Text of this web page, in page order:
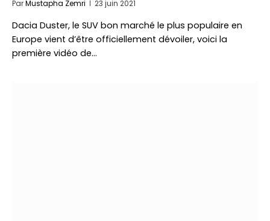
ParMustapha Zemri 23 juin 2021
Dacia Duster, le SUV bon marché le plus populaire en
Europe vient d’être officiellement dévoiler, voici la
première vidéo de…